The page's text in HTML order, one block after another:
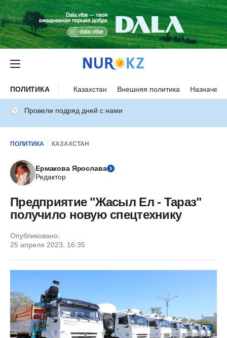
ПОЛИТИКА Казахстан Внешняя политика
Провели подряд дней с нами
ПОЛИТИКА КАЗАХСТАН
Ермакова Ярослава
Редактор
Предприятие "Жасыл Ел - Тараз"
получило новую спецтехнику
Опубликовано:
25 апреля 2023, 16:35